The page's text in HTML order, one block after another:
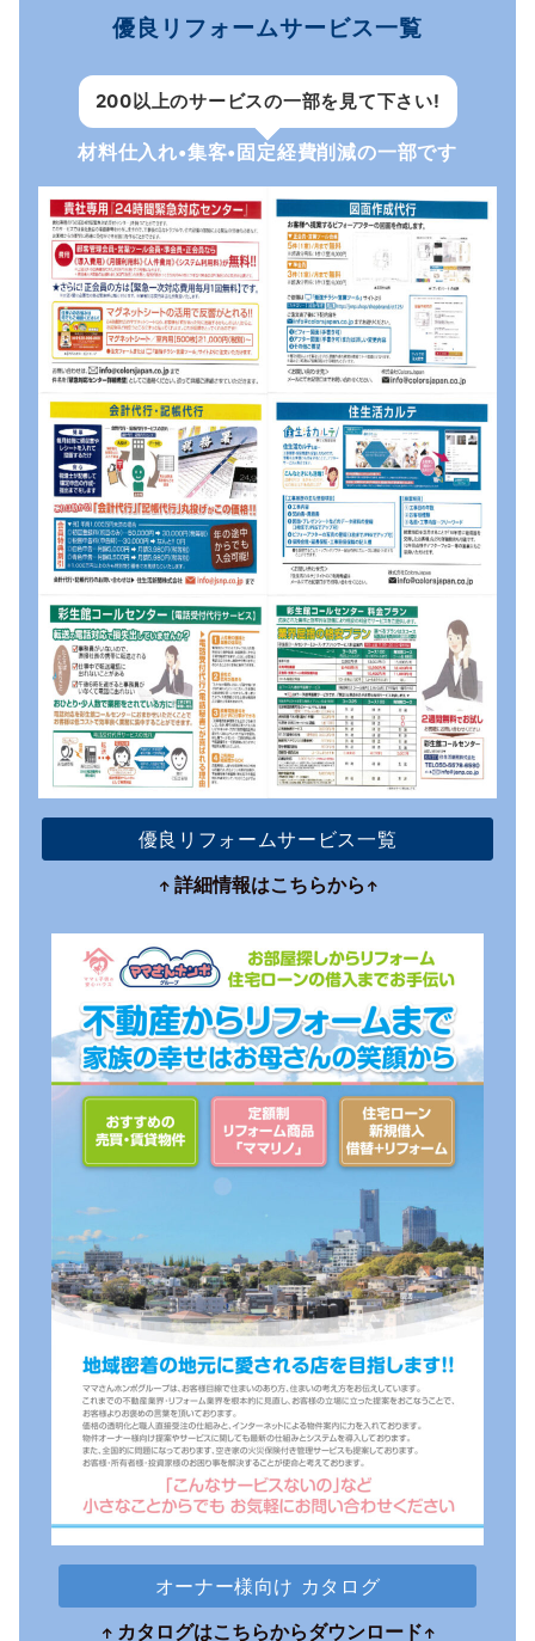
優良リフォームサービス一覧
200以上のサービスの一部を見て下さい!
材料仕入れ•集客•固定経費削減の一部です
優良リフォームサービス一覧
↑ 詳細情報はこちらから ↑
オーナー様向け カタログ
↑ カタログはこちらからダウンロード ↑